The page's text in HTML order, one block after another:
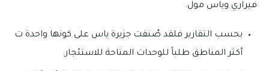
فيراري وياس مول.
بحسب التقارير فلقد صُنفت جزيرة ياس على كونها واحدة ت
أكثر المناطق طلباً للوحدات المتاحة للاستئجار.